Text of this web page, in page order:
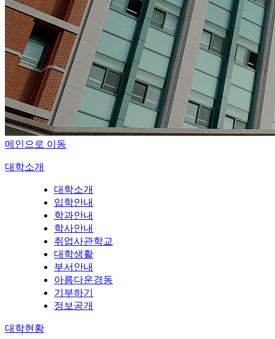
메인으로 이동
대학소개
대학소개
입학안내
학과안내
학사안내
취업사관학교
대학생활
부서안내
아름다운경동
기부하기
정보공개
대학현황